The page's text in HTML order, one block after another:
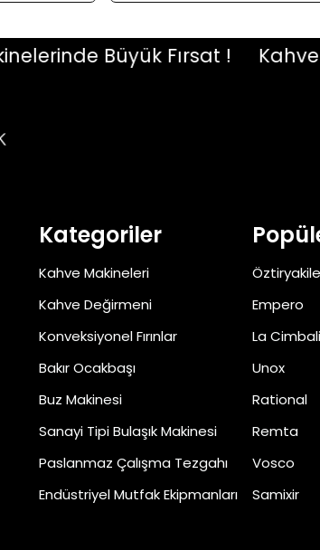
Büyük Fırsat ! Kahve
Kategoriler
Kahve Makineleri
Kahve Değirmeni
Konveksiyonel Fırınlar
Bakır Ocakbaşı
Buz Makinesi
Sanayi Tipi Bulaşık Makinesi
Paslanmaz Çalışma Tezgahı
Endüstriyel Mutfak Ekipmanları
Empero
La Cimbali
Unox
Rational
Remta
Vosco
Samixir